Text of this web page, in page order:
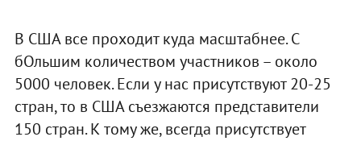
В США все проходит куда масштабнее. С
бОльшим количеством участников – около
5000 человек. Если у нас присутствуют 20-25
стран, то в США съезжаются представители
150 стран. К тому же, всегда присутствует